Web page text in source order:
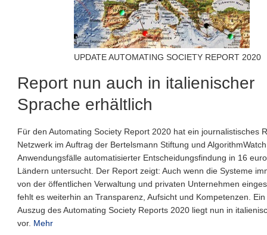
UPDATE AUTOMATING SOCIETY REPORT 2020
Report nun auch in italienischer
Sprache erhältlich
Für den Automating Society Report 2020 hat ein journalistisches
Netzwerk im Auftrag der Bertelsmann Stiftung und
Anwendungsfälle automatisierter Entscheidungsfindung in 16
Ländern untersucht. Der Report zeigt: Auch wenn die Systeme
von der öffentlichen Verwaltung und privaten Unternehmen
fehlt es weiterhin an Transparenz, Aufsicht und Kompetenzen.
Auszug des Automating Society Reports 2020 liegt nun in
vor. Mehr